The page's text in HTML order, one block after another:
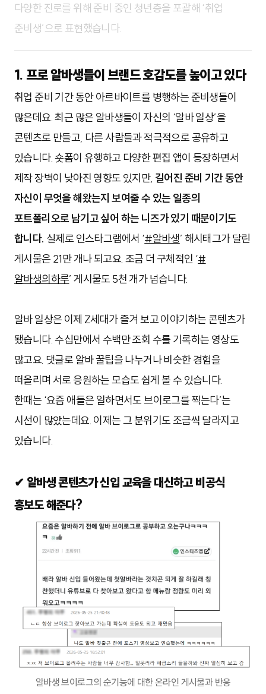
다양한 진로를 위해 준비 중인 청년층을 포괄해 ‘취업
준비생’으로 표현했습니다.
1. 프로 알바생들이 브랜드 호감도를 높이고 있다
취업 준비 기간 동안 아르바이트를 병행하는 준비생들이
많은데요. 최근 많은 알바생들이 자신의 ‘알바 일상’을
콘텐츠로 만들고, 다른 사람들과 적극적으로 공유하고
있습니다. 숏폼이 유행하고 다양한 편집 앱이 등장하면서
제작 장벽이 낮아진 영향도 있지만, 길어진 준비 기간 동안
자신이 무엇을 해왔는지 보여줄 수 있는 일종의
포트폴리오로 남기고 싶어 하는 니즈가 있기 때문이기도
합니다. 실제로 인스타그램에서 ‘#알바생’ 해시태그가 달린
게시물은 21만 개나 되고요. 조금 더 구체적인 ‘#
알바생의하루’ 게시물도 5천 개가 넘습니다.
알바 일상은 이제 Z세대가 즐겨 보고 이야기하는 콘텐츠가
됐습니다. 수십만에서 수백만 조회 수를 기록하는 영상도
많고요. 댓글로 알바 꿀팁을 나누거나 비슷한 경험을
떠올리며 서로 응원하는 모습도 쉽게 볼 수 있습니다.
한때는 ‘요즘 애들은 일하면서도 브이로그를 찍는다’는
시선이 많았는데요. 이제는 그 분위기도 조금씩 달라지고
있습니다.
✔ 알바생 콘텐츠가 신입 교육을 대신하고 비공식
홍보도 해준다?
알바생 브이로그의 순기능에 대한 온라인 게시물과 반응